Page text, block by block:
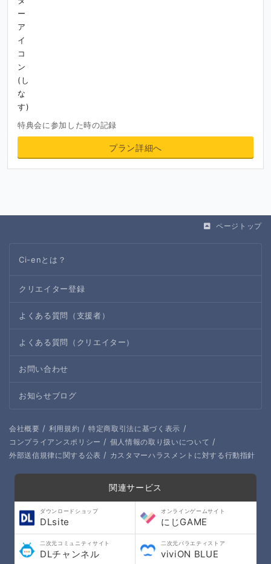
特典会に参加した時の記録
プラン詳細へ
ページトップ
Ci-enとは？
クリエイター登録
よくある質問（支援者）
よくある質問（クリエイター）
お問い合わせ
お知らせブログ
会社概要 / 利用規約 / 特定商取引法に基づく表示 /
コンプライアンスポリシー / 個人情報の取り扱いについて /
外部送信規律に関する公表 / カスタマーハラスメントに対する行動指針
関連サービス
ダウンロードショップ
DLsite
オンラインゲームサイト
にじGAME
二次元コミュニティサイト
DLチャンネル
二次元バラエティストア
viviON BLUE